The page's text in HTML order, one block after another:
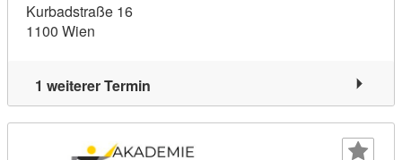
Kurbadstraße 16
1100 Wien
1 weiterer Termin